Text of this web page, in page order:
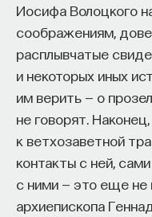
Иосифа Волоцкого
соображениям,
расплывчатые
и некоторых иных
им верить — о
не говорят.
к ветхозаветной
контакты с ней,
с ними — это еще не
архиепископа